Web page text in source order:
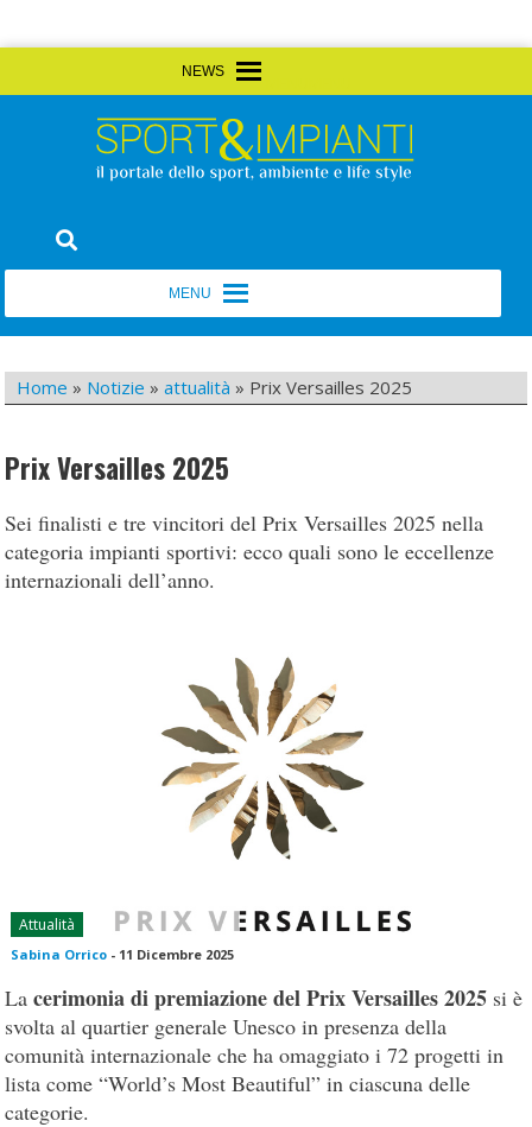
to
Sport&Impianti
Home » Notizie »attualità » Prix Versailles 2025
Prix Versailles 2025
Sei finalisti e tre vincitori del Prix Versailles 2025 nella
categoria impianti sportivi: ecco quali sono le eccellenze
internazionali dell’anno.
Attualità
Sabina Orrico - 11 Dicembre 2025
Lacerimonia di premiazione del Prix Versailles 2025 si è
svolta al quartier generale Unesco in presenza della
comunità internazionale che ha omaggiato i 72 progetti in
lista come “World’s Most Beautiful” in ciascuna delle
categorie.